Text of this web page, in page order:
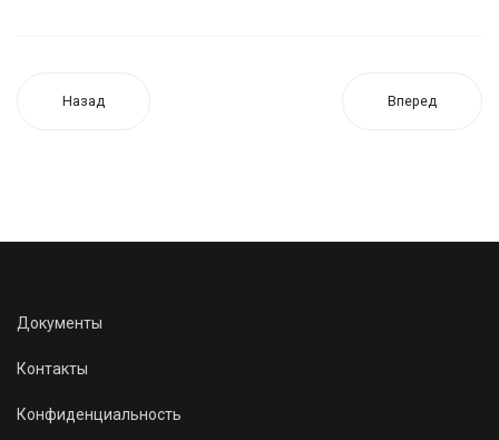
Назад Вперед
Документы
Контакты
Конфиденциальность